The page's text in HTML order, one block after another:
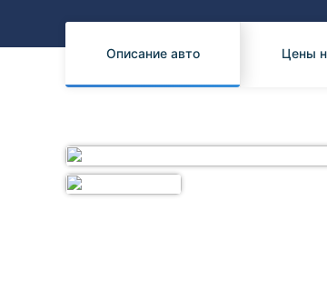
Subaru
Описание авто Цены